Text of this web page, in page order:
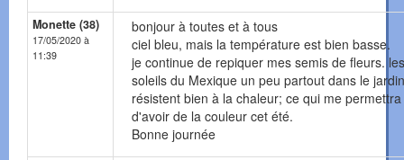
Monette (38)
17/05/2020 à
11:39
bonjour à toutes et à tous
ciel bleu, mais la température est bien basse.
je continue de repiquer mes semis de fleurs. les
soleils du Mexique un peu partout dans le
résistent bien à la chaleur; ce qui me permettra
d'avoir de la couleur cet été.
Bonne journée